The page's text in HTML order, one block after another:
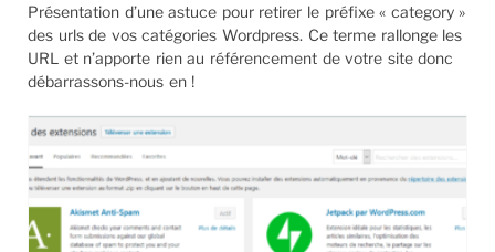
Présentation d’une astuce pour retirer le préfixe « category »
des urls de vos catégories Wordpress. Ce terme rallonge les
URL et n’apporte rien au référencement de votre site donc
débarrassons-nous en !